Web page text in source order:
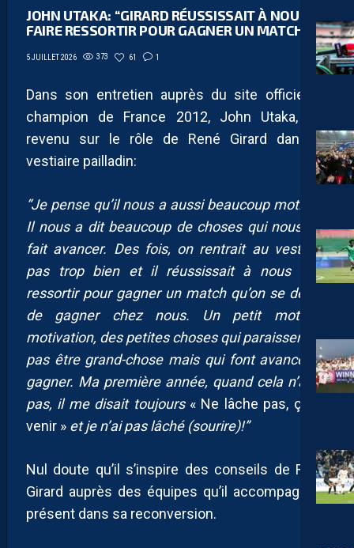
JOHN UTAKA: “GIRARD RÉUSSISSAIT À NOUS
FAIRE RESSORTIR POUR GAGNER UN MATCH”
5 JUILLET 2026 373 61 1
Dans son entretien auprès du site officiel, le
champion de France 2012, John Utaka, est
revenu sur le rôle de René Girard dans le
vestiaire pailladin:
“Je pense qu’il nous a aussi beaucoup motivés.
Il nous a dit beaucoup de choses qui nous ont
fait avancer. Des fois, on rentrait au vestiaire
pas trop bien et il réussissait à nous faire
ressortir pour gagner un match qu’on se devait
de gagner chez nous. Un petit mot de
motivation, des petites choses qui paraissent ne
pas être grand-chose mais qui font avancer et
gagner. Ma première année, quand cela n’allait
pas, il me disait toujours « Ne lâche pas, ça va
venir » et je n’ai pas lâché (sourire)!”
Nul doute qu’il s’inspire des conseils de René
Girard auprès des équipes qu’il accompagne à
présent dans sa reconversion.